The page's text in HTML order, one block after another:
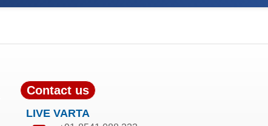
Contact us
LIVE VARTA